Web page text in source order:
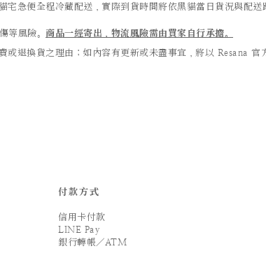
急便全程冷藏配送，實際到貨時間將依黑貓當日貨況與配送
等風險。 商品一經寄出，物流風險需由買家自行承擔。
退換貨之理由；如內容有更新或未盡事宜，將以 Resana 官
付款方式
信用卡付款
LINE Pay
銀行轉帳／ATM